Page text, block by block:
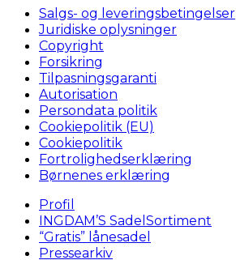
Salgs- og leveringsbetingelser
Juridiske oplysninger
Copyright
Forsikring
Tilpasningsgaranti
Autorisation
Persondata politik
Cookiepolitik (EU)
Cookiepolitik
Fortrolighedserklæring
Børnenes erklæring
Profil
INGDAM’S SadelSortiment
“Gratis” lånesadel
Pressearkiv